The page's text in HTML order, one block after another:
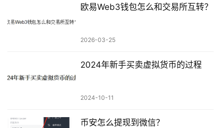
欧易Web3钱包怎么和交易所互转？
2026-03-25
2024年新手买卖虚拟货币的过程
2024-10-11
币安怎么提现到微信？